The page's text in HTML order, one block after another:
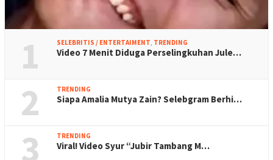
1 SELEBRITIS / ENTERTAIMENT, TRENDING
Video 7 Menit Diduga Perselingkuhan Jule…
2 TRENDING
Siapa Amalia Mutya Zain? Selebgram Berhi…
3 TRENDING
Viral! Video Syur “Jubir Tambang M…